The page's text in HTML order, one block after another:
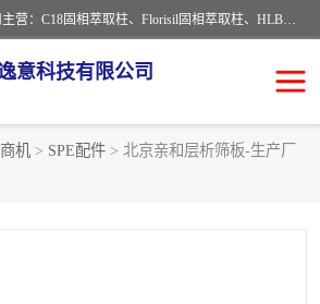
河北艺心逸意科技有限公司主营：C18固相萃取柱、Florisil固相萃取柱、HLB固相萃取柱、MCX固相萃取柱、QuEChERS、固相萃取空柱、针式过滤器 、固相萃取柱、黄曲霉毒素亲和柱。全国咨询热线：18630105913。河北艺心逸意科技有限公司接受来样定做，我们秉承着“顾客至上，锐意进取”的经营理念，坚持客户至上的原则为广大客户提供优质的服务，欢迎广大客户惠顾！免费咨询！
意科技有限公司
机 > SPE配件 > 北京亲和层析筛板-生产厂